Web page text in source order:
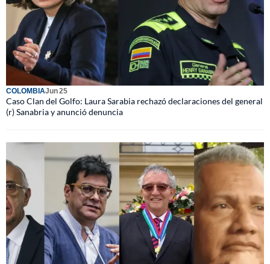
COLOMBIAJun 25
Caso Clan del Golfo: Laura Sarabia rechazó declaraciones del general
(r) Sanabria y anunció denuncia